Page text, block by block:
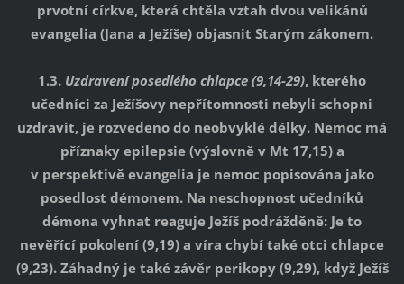
prvotní církve, která chtěla vztah dvou velikánů
evangelia (Jana a Ježíše) objasnit Starým zákonem.
1.3. Uzdravení posedlého chlapce (9,14-29), kterého
učedníci za Ježíšovy nepřítomnosti nebyli schopni
uzdravit, je rozvedeno do neobvyklé délky. Nemoc má
příznaky epilepsie (výslovně v Mt 17,15) a
v perspektivě evangelia je nemoc popisována jako
posedlost démonem. Na neschopnost učedníků
démona vyhnat reaguje Ježíš podrážděně: Je to
nevěřící pokolení (9,19) a víra chybí také otci chlapce
(9,23). Záhadný je také závěr perikopy (9,29), když Ježíš